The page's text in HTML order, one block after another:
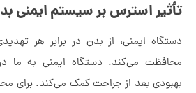
استرس بر سیستم ایمنی بدن
ایمنی، از بدن در برابر هر تهدیدی
می‌کند. دستگاه ایمنی به ما در
بعد از جراحت کمک می‌کند. برای محافظت